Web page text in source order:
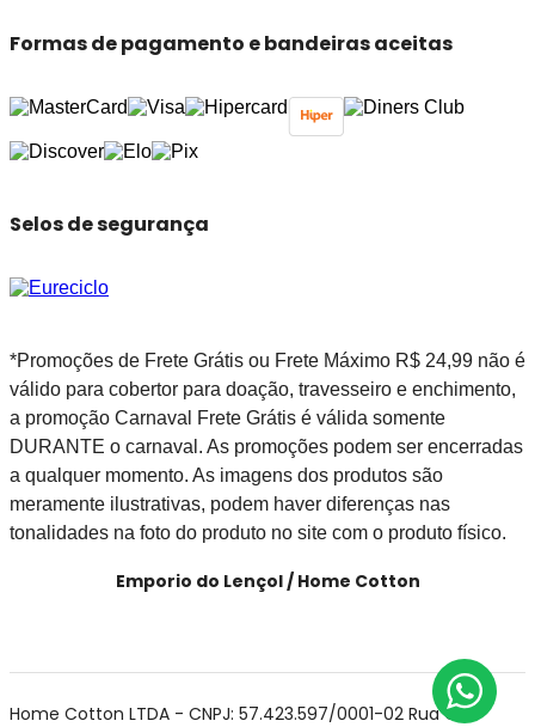
Formas de pagamento e bandeiras aceitas
Selos de segurança
*Promoções de Frete Grátis ou Frete Máximo R$ 24,99 não é
válido para cobertor para doação, travesseiro e enchimento,
a promoção Carnaval Frete Grátis é válida somente
DURANTE o carnaval. As promoções podem ser encerradas
a qualquer momento. As imagens dos produtos são
meramente ilustrativas, podem haver diferenças nas
tonalidades na foto do produto no site com o produto físico.
Emporio do Lençol / Home Cotton
Home Cotton LTDA - CNPJ: 57.423.597/0001-02 Rua Cel